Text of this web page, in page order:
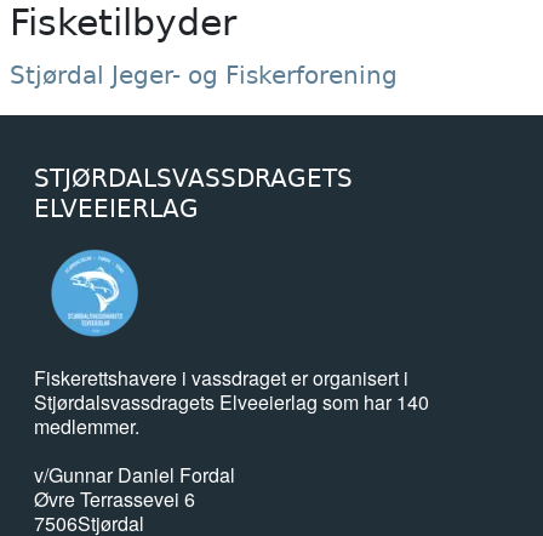
Fisketilbyder
Stjørdal Jeger- og Fiskerforening
STJØRDALSVASSDRAGETS
ELVEEIERLAG
Fiskerettshavere i vassdraget er organisert i
Stjørdalsvassdragets Elveeierlag som har 140
medlemmer.
v/Gunnar Daniel Fordal
Øvre Terrassevei 6
7506Stjørdal